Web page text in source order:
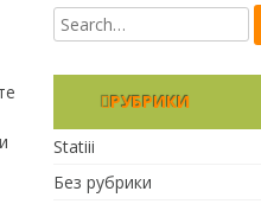
РУБРИКИ
Statiii
Без рубрики